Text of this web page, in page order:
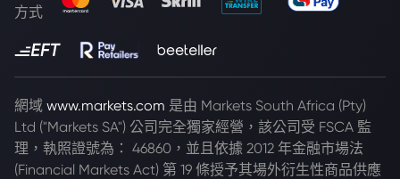
方式
網域 www.markets.com 是由 Markets South Africa (Pty)
Ltd ("Markets SA") 公司完全獨家經營，該公司受 FSCA 監
理，執照證號為： 46860，並且依據 2012 年金融市場法
(Financial Markets Act) 第 19 條授予其場外衍生性商品供應